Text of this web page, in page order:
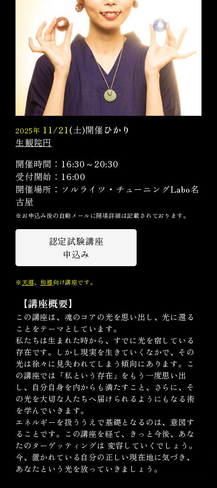
2025年 11/21(土)開催 ひかり
生観院円
開催時間：16:30～20:30
受付開始：16:00
開催場所：ソルライツ・チューニングLabo名
古屋
※お申込み後の自動メールに開場詳細は記載されております。
認定試験講座
申込み
※天導、和導向け講座です。
【講座概要】
この講座は、魂のコアの光を思い出し、光に還る
ことをテーマとしています。
私たちは生まれた時から、すでに光を宿している
存在です。しかし現実を生きていくなかで、その
光は徐々に見失われてしまう傾向にあります。こ
の講座では「私という存在」をもう一度思い出
し、自分自身を内からも満たすこと、さらに、そ
の光を大切な人たちへ届けられるようにもなる術
を学んでいきます。
エネルギーを扱ううえで基礎となるのは、意図す
ることです。この講座を経て、きっと今後、あな
たのターゲッティングは 変容していくでしょう。
今、置かれている自分の正しい現在地に気づき、
あなたという光を放っていきましょう。